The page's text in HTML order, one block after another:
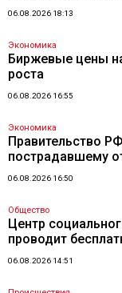
06.08.2026 18:13
Экономика
Биржевые цены
роста
06.08.2026 16:55
Экономика
Правительство
пострадавшему
06.08.2026 16:50
Общество
Центр
проводит
06.08.2026 14:51